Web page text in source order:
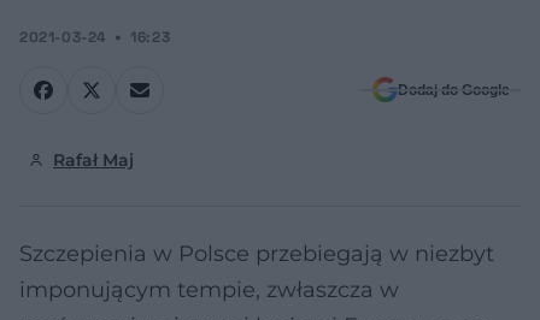
2021-03-24 16:23
Dodaj do Google
Rafał Maj
Szczepienia w Polsce przebiegają w niezbyt
imponującym tempie, zwłaszcza w